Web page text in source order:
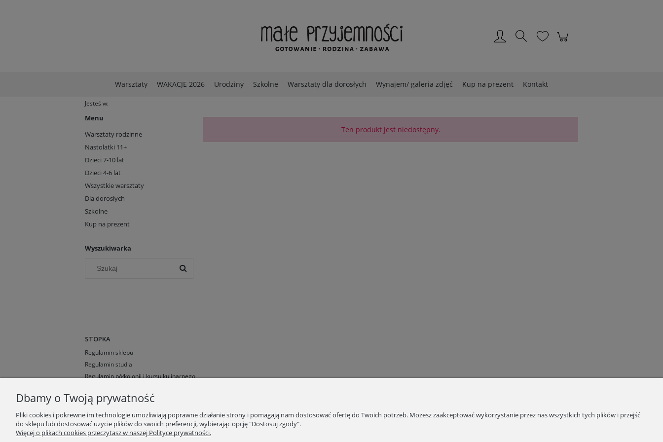
Warsztaty WAKACJE 2026 Urodziny Szkolne Warsztaty dla dorosłych Wynajem/ galeria zdjęć Kup na prezent Kontakt
Jesteś w:
Menu
Warsztaty rodzinne
Nastolatki 11+
Dzieci 7-10 lat
Dzieci 4-6 lat
Wszystkie warsztaty
Dla dorosłych
Szkolne
Kup na prezent
Wyszukiwarka
Ten produkt jest niedostępny.
STOPKA
Regulamin sklepu
Regulamin studia
Regulamin półkolonii i kursu kulinarnego
Karta podarunkowa
Polityka prywantości
Kontakt
Dbamy o Twoją prywatność
Pliki cookies i pokrewne im technologie umożliwiają poprawne działanie strony i pomagają nam dostosować ofertę do Twoich potrzeb. Możesz zaakceptować wykorzystanie przez nas wszystkich tych plików i przejść
do sklepu lub dostosować użycie plików do swoich preferencji, wybierając opcję "Dostosuj zgody".
Więcej o plikach cookies przeczytasz w naszej Polityce prywatności.